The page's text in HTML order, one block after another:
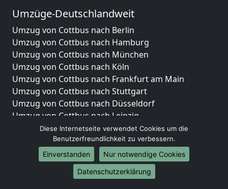
Umzüge-Deutschlandweit
Umzug von Cottbus nach Berlin
Umzug von Cottbus nach Hamburg
Umzug von Cottbus nach München
Umzug von Cottbus nach Köln
Umzug von Cottbus nach Frankfurt am Main
Umzug von Cottbus nach Stuttgart
Umzug von Cottbus nach Düsseldorf
Umzug von Cottbus nach Leipzig
Umzug von Cottbus nach Dortmund
Umzug von Cottbus nach Essen
Umzug von Cottbus nach Bremen
Umzug von Cottbus nach Dresden
Umzug von Cottbus nach Hannover
Diese Internetseite verwendet Cookies um die
Benutzerfreundlichkeit zu verbessern.
Einverstanden
Nur notwendige Cookies
Datenschutzerklärung